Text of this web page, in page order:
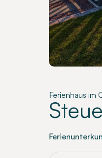
Ferienhaus im